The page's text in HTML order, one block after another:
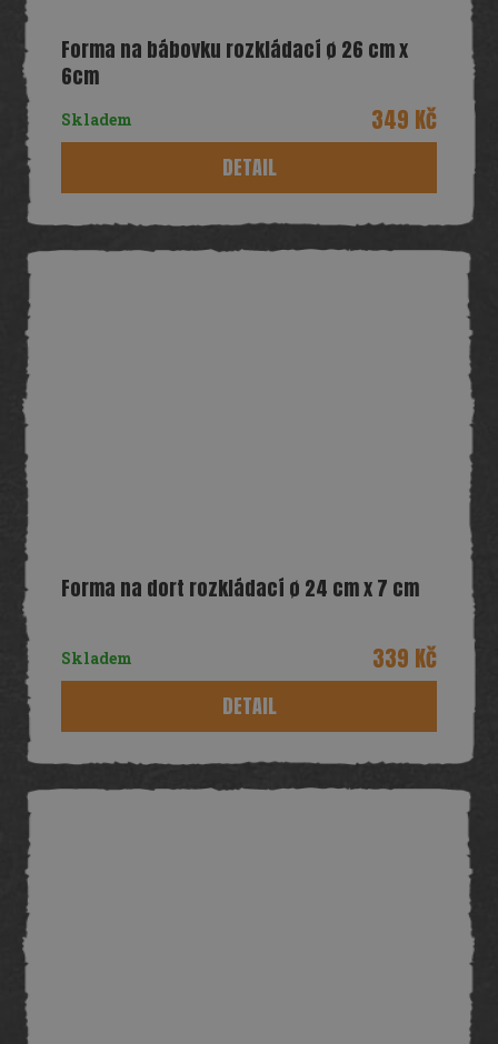
Forma na bábovku rozkládací ø 26 cm x
6cm
Skladem 349 Kč
DETAIL
Forma na dort rozkládací ø 24 cm x 7 cm
Skladem 339 Kč
DETAIL